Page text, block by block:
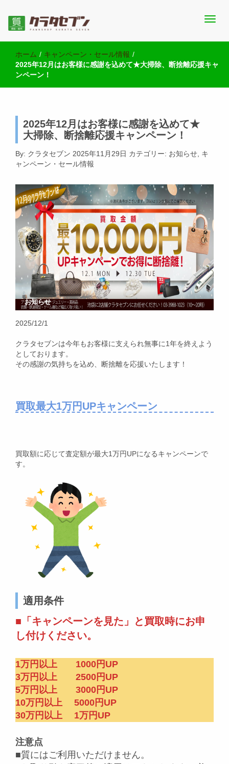
池袋の質屋クラタセブン 公式BLOG
績・販売商品情報や雑記をお届けします。
ホーム / キャンペーン・セール情報 /
2025年12月はお客様に感謝を込めて★大掃除、断捨離応援キャ
ンペーン！
2025年12月はお客様に感謝を込めて★
大掃除、断捨離応援キャンペーン！
By: クラタセブン 2025年11月29日 カテゴリー: お知らせ キ
ャンペーン・セール情報
お知らせ
2025/12/1
クラタセブンは今年もお客様に支えられ無事に1年を終えよう
としております。
その感謝の気持ちを込め、断捨離を応援いたします！
買取最大1万円UPキャンペーン
買取額に応じて査定額が最大1万円UPになるキャンペーンで
す。
適用条件
■「キャンペーンを見た」と買取時にお申
し付けください。
1万円以上 1000円UP
3万円以上 2500円UP
5万円以上 3000円UP
10万円以上 5000円UP
30万円以上 1万円UP
注意点
■質にはご利用いただけません。